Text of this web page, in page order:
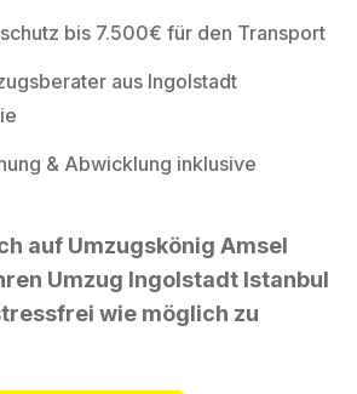
bis 7.500€ für den Transport
aus Ingolstadt
& Abwicklung inklusive
auf Umzugskönig Amsel
Umzug Ingolstadt Istanbul
wie möglich zu